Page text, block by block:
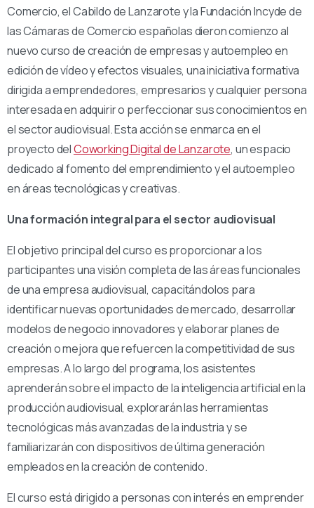
Comercio, el Cabildo de Lanzarote y la Fundación Incyde de
las Cámaras de Comercio españolas dieron comienzo al
nuevo curso de creación de empresas y autoempleo en
edición de vídeo y efectos visuales, una iniciativa formativa
dirigida a emprendedores, empresarios y cualquier persona
interesada en adquirir o perfeccionar sus conocimientos en
el sector audiovisual. Esta acción se enmarca en el
proyecto delCoworking Digital de Lanzarote, un espacio
dedicado al fomento del emprendimiento y el autoempleo
en áreas tecnológicas y creativas.
Una formación integral para el sector audiovisual
El objetivo principal del curso es proporcionar a los
participantes una visión completa de las áreas funcionales
de una empresa audiovisual, capacitándolos para
identificar nuevas oportunidades de mercado, desarrollar
modelos de negocio innovadores y elaborar planes de
creación o mejora que refuercen la competitividad de sus
empresas. A lo largo del programa, los asistentes
aprenderán sobre el impacto de la inteligencia artificial en la
producción audiovisual, explorarán las herramientas
tecnológicas más avanzadas de la industria y se
familiarizarán con dispositivos de última generación
empleados en la creación de contenido.
El curso está dirigido a personas con interés en emprender